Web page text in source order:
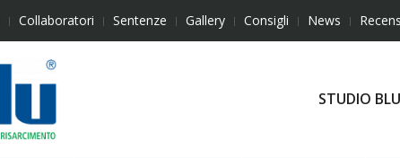
Collaboratori Sentenze Gallery Consigli News
STUDIO